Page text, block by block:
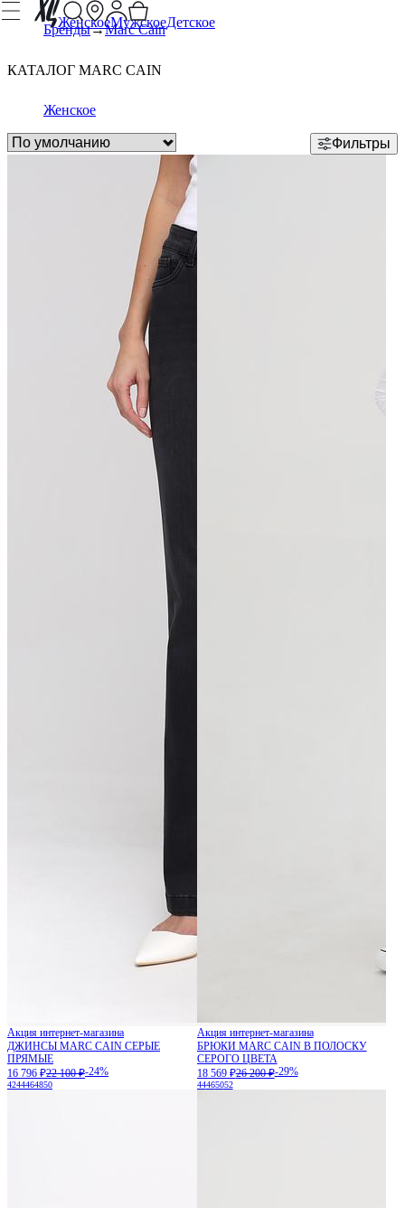
ЖенскоеМужскоеДетское
Бренды Marc Cain
КАТАЛОГ MARC CAIN
Женское
Фильтры
Акция интернет-магазина
ДЖИНСЫ MARC CAIN СЕРЫЕ
ПРЯМЫЕ
16 796 ₽22 100 ₽-24%
4244464850
Акция интернет-магазина
БРЮКИ MARC CAIN В ПОЛОСКУ
СЕРОГО ЦВЕТА
18 569 ₽26 200 ₽-29%
44465052